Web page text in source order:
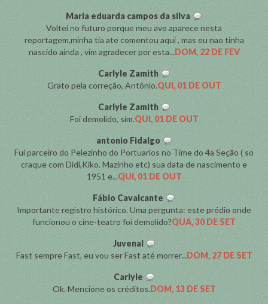
Maria eduarda campos da silva
Voltei no futuro porque meu avo aparece nesta
reportagem,minha tia ate comentou aqui , mas eu nao tinha
nascido ainda , vim agradecer por esta...DOM, 22 DE FEV
Carlyle Zamith
Grato pela correção, Antônio.QUI, 01 DE OUT
Carlyle Zamith
Foi demolido, sim.QUI, 01 DE OUT
antonio Fidalgo
Fui parceiro do Pelezinho do Portuarios no Time do 4a Seção ( so
craque com Didi,Kiko. Mazinho etc) sua data de nascimento e
1951 e...QUI, 01 DE OUT
Fábio Cavalcante
Importante registro histórico. Uma pergunta: este prédio onde
funcionou o cine-teatro foi demolido?QUA, 30 DE SET
Juvenal
Fast sempre Fast, eu vou ser Fast até morrer...DOM, 27 DE SET
Carlyle
Ok. Mencione os créditos.DOM, 13 DE SET